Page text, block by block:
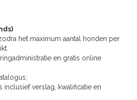
het maximum aantal honden per
en gratis online
inclusief verslag, kwalificatie en